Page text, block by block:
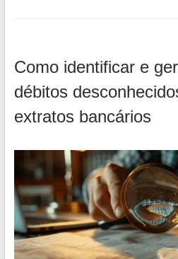
Como identificar e
débitos
extratos bancários